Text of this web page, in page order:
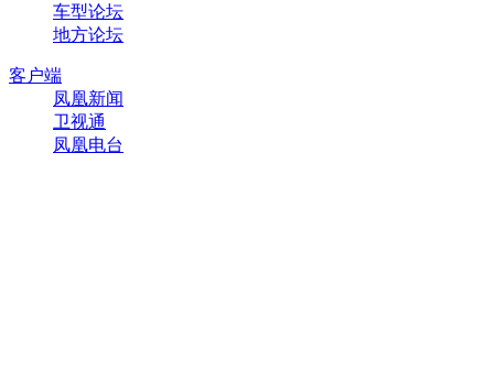
车型论坛
地方论坛
客户端
凤凰新闻
卫视通
凤凰电台